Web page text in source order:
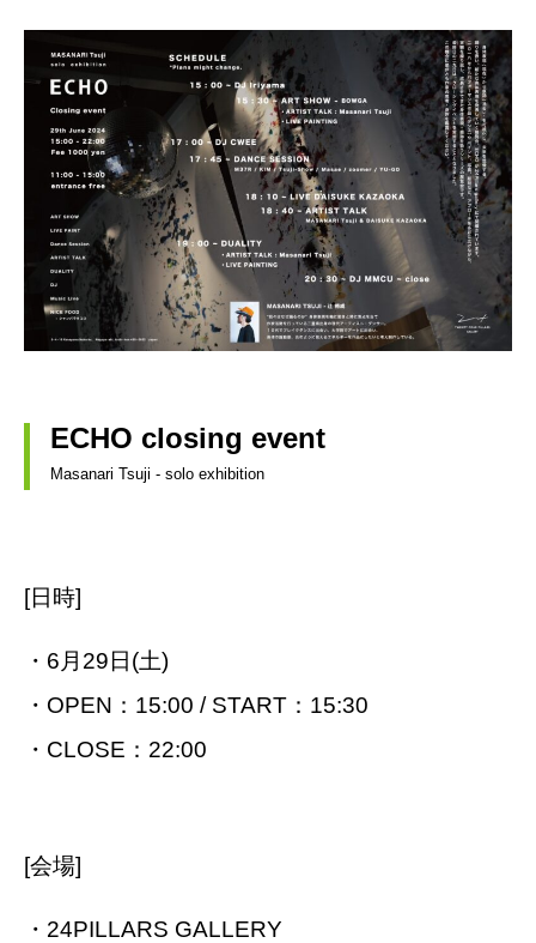
ECHO closing event
Masanari Tsuji - solo exhibition
[日時]
・6月29日(土)
・OPEN：15:00 / START：15:30
・CLOSE：22:00
[会場]
・24PILLARS GALLERY